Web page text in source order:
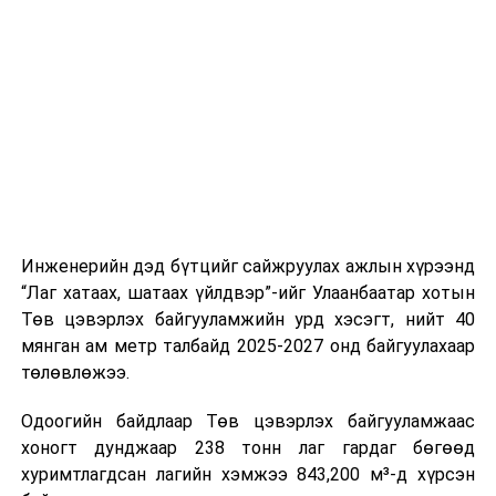
Инженерийн дэд бүтцийг сайжруулах ажлын хүрээнд
“Лаг хатаах, шатаах үйлдвэр”-ийг Улаанбаатар хотын
Төв цэвэрлэх байгууламжийн урд хэсэгт, нийт 40
мянган ам метр талбайд 2025-2027 онд байгуулахаар
төлөвлөжээ.
Одоогийн байдлаар Төв цэвэрлэх байгууламжаас
хоногт дунджаар 238 тонн лаг гардаг бөгөөд
хуримтлагдсан лагийн хэмжээ 843,200 м³-д хүрсэн